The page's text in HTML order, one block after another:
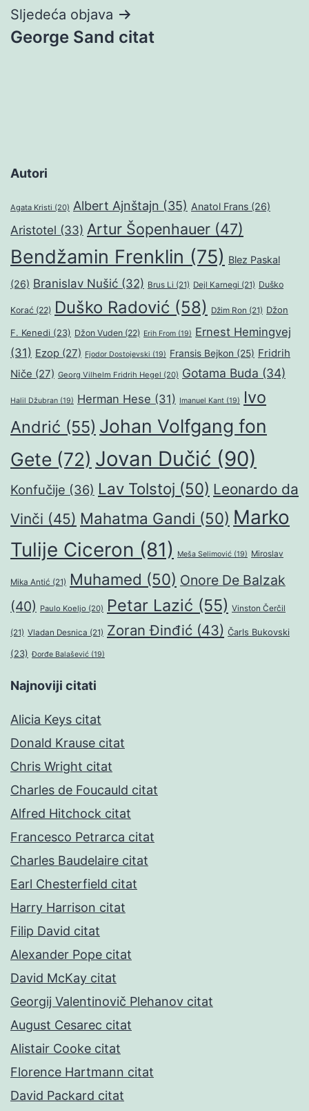
Sljedeća objava
George Sand citat
Autori
Agata Kristi (20) Albert Ajnštajn (35) Anatol Frans (26)
Aristotel (33) Artur Šopenhauer (47)
Bendžamin Frenklin (75) Blez Paskal
(26) Branislav Nušić (32) Brus Li (21) Dejl Karnegi (21) Duško
Korać (22) Duško Radović (58) Džim Ron (21) Džon
F. Kenedi (23) Džon Vuden (22) Erih From (19) Ernest Hemingvej
(31) Ezop (27) Fjodor Dostojevski (19) Fransis Bejkon (25) Fridrih
Niče (27) Georg Vilhelm Fridrih Hegel (20) Gotama Buda (34)
Halil Džubran (19) Herman Hese (31) Imanuel Kant (19)
Ivo
Andrić (55) Johan Volfgang fon
Gete (72) Jovan Dučić (90)
Konfučije (36) Lav Tolstoj (50) Leonardo da
Vinči (45) Mahatma Gandi (50) Marko
Tulije Ciceron (81) Meša Selimović (19) Miroslav
Mika Antić (21) Muhamed (50) Onore De Balzak
(40) Paulo Koeljo (20) Petar Lazić (55) Vinston Čerčil
(21) Vladan Desnica (21) Zoran Đinđić (43) Čarls Bukovski
(23) Đorđe Balašević (19)
Najnoviji citati
Alicia Keys citat
Donald Krause citat
Chris Wright citat
Charles de Foucauld citat
Alfred Hitchock citat
Francesco Petrarca citat
Charles Baudelaire citat
Earl Chesterfield citat
Harry Harrison citat
Filip David citat
Alexander Pope citat
David McKay citat
Georgij Valentinovič Plehanov citat
August Cesarec citat
Alistair Cooke citat
Florence Hartmann citat
David Packard citat